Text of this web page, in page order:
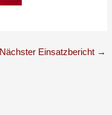
Nächster Einsatzbericht →